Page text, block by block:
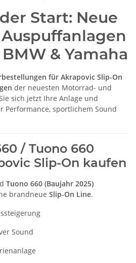
Start: Neue
& Yamaha
für Akrapovic Slip-On
der neuesten Motorrad- und
sich jetzt Ihre Anlage und
Performance, sportlichem Sound
/ Tuono 660
Slip-On kaufen
Tuono 660 (Baujahr 2025)
brandneue Slip-On Line.
Sound